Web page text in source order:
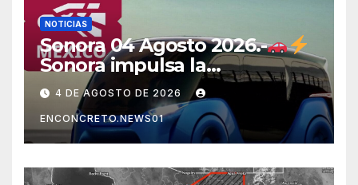
NOTICIAS
Sonora 04 Agosto 2026.-
Sonora impulsa la
electromovilidad con
«Beyond», un vehículo
eléctrico desarrollado junto
al ITH
4 DE AGOSTO DE 2026
ENCONCRETO.NEWS01